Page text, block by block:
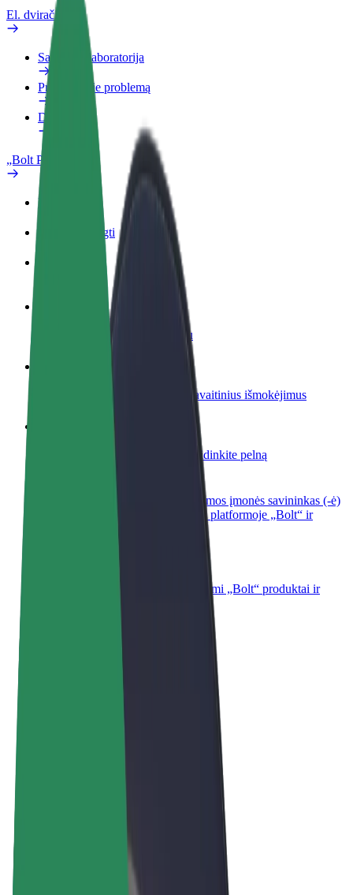
El. dviračiai
Saugumo laboratorija
Pranešti apie problemą
DUK
„Bolt Plus“
Privalumai
Kaip prisijungti
Tapkite vairuotoju (-a)
Užsidirbkite jums patogiu metu
Tapkite kurjeriu (-e)
Pristatinėkite maistą ir gaukite savaitinius išmokėjimus
Pritraukite daugiau klientų ir padidinkite pelną
Registruotis kaip automobilių nuomos įmonės savininkas (-ė)
Užregistruokite savo automobilius platformoje „Bolt“ ir
Atskirų įmonių poreikiams pritaikomi „Bolt“ produktai ir